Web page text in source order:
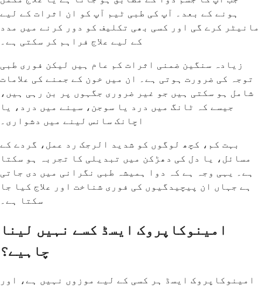
ہونے کے بعد۔ آپ کی طبی ٹیم آپ کو ان اثرات کے لیے
مانیٹر کرے گی اور کسی بھی تکلیف کو دور کرنے میں مدد
کے لیے علاج فراہم کر سکتی ہے۔
زیادہ سنگین ضمنی اثرات کم عام ہیں لیکن فوری طبی
توجہ کی ضرورت ہوتی ہے۔ ان میں خون کے جمنے کی علامات
شامل ہو سکتی ہیں جو غیر ضروری جگہوں پر بن رہی ہیں،
جیسے کہ ٹانگ میں درد یا سوجن، سینے میں درد، یا
اچانک سانس لینے میں دشواری۔
بہت کم، کچھ لوگوں کو شدید الرجک رد عمل، گردے کے
مسائل، یا دل کی دھڑکن میں تبدیلی کا تجربہ ہو سکتا
ہے۔ یہی وجہ ہے کہ دوا ہمیشہ طبی نگرانی میں دی جاتی
ہے جہاں ان پیچیدگیوں کی فوری شناخت اور علاج کیا جا
سکتا ہے۔
امینوکاپروک ایسڈ کسے نہیں لینا
چاہیے؟
امینوکاپروک ایسڈ ہر کسی کے لیے موزوں نہیں ہے، اور